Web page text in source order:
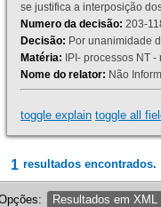
se justifica a interposição
Numero da decisão: 203-
Decisão: Por unanimidade
Matéria: IPI- processos NT
Nome do relator: Não
toggle explain toggle all
1 resultados encontrados.
Resultados em XML